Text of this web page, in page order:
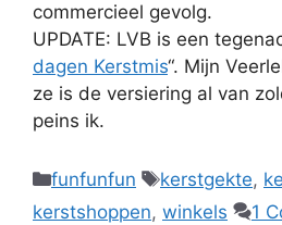
commercieel gevolg.
UPDATE: LVB is een
dagen Kerstmis“. Mijn
ze is de versiering al van
peins ik.
Categories
funfunfun Tags
kerstgekte,
kerstshoppen, winkels 1